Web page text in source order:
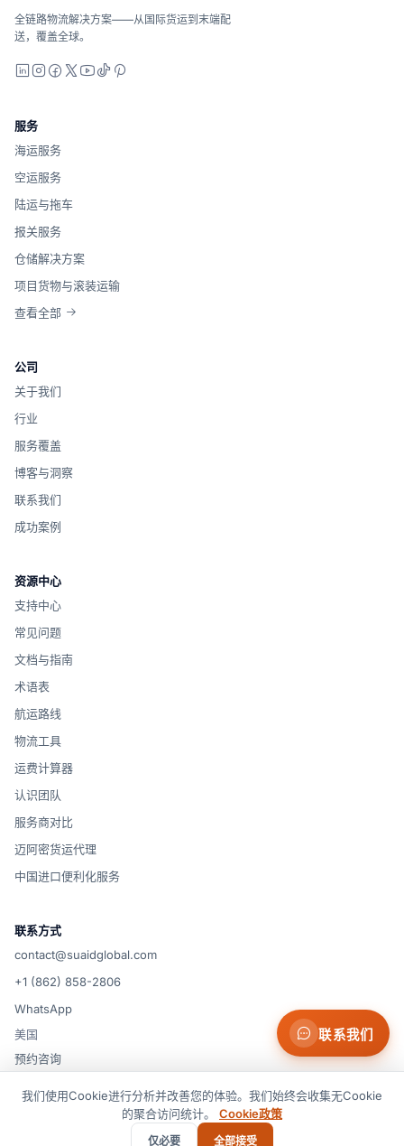
Suaid Global不出售运营商运力。每条航线都会与海运、空运
全链路物流解决方案——从国际货运到末端配
送，覆盖全球。
LinkedIn
Instagram
Facebook
X YouTube
TikTok
服务
海运服务
空运服务
陆运与拖车
报关服务
仓储解决方案
项目货物与滚装运输
查看全部
公司
关于我们
行业
服务覆盖
博客与洞察
联系我们
成功案例
资源中心
支持中心
常见问题
文档与指南
术语表
航运路线
物流工具
运费计算器
认识团队
服务商对比
迈阿密货运代理
中国进口便利化服务
联系方式
contact@suaidglobal.com
+1 (862) 858-2806
WhatsApp
美国
预约咨询
© 2026 Suaid LLC — 美国
隐私政策 Cookie政策 Cookie 偏好设置
联系我们
我们使用Cookie进行分析并改善您的体验。我们始终会收集无Cookie
的聚合访问统计。 Cookie政策
仅必要 全部接受